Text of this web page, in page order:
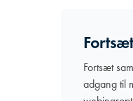
Fortsæt
adgang til